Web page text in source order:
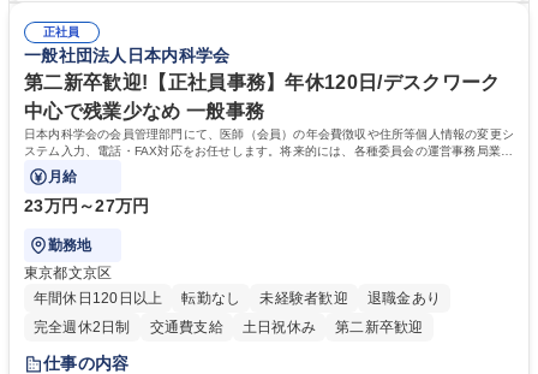
のOJTで業務を習得可能、未経験でもしっかりサポート 学歴・資格 学
歴：大学院 大学 高専 短大 語学力： 資格：
正社員
一般社団法人日本内科学会
第二新卒歓迎!【正社員事務】年休120日/デスクワーク
中心で残業少なめ 一般事務
日本内科学会の会員管理部門にて、医師（会員）の年会費徴収や住所等個人情報の変更シ
ステム入力、電話・FAX対応をお任せします。将来的には、各種委員会の運営事務局業務
などにも幅広く携わっていただきます。
月給
23万円～27万円
勤務地
東京都文京区
年間休日120日以上
転勤なし 未経験者歓迎
退職金あり
完全週休2日制
交通費支給 土日祝休み 第二新卒歓迎
仕事の内容